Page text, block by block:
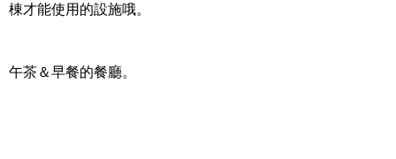
棟才能使用的設施哦。
午茶＆早餐的餐廳。